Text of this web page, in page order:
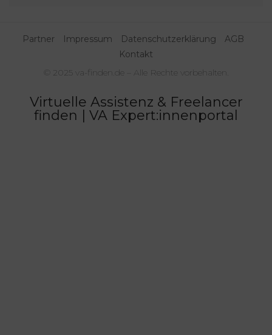
© 2025 va-finden.de – Alle Rechte vorbehalten.
Partner Impressum Datenschutzerklärung
AGB
Kontakt
Virtuelle Assistenz & Freelancer
finden | VA Expert:innenportal